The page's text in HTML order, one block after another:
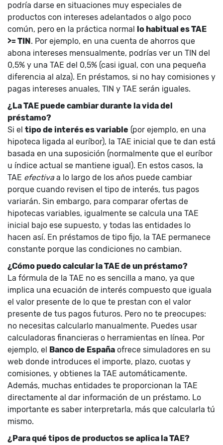
podría darse en situaciones muy especiales de
productos con intereses adelantados o algo poco
común, pero en la práctica normal lo habitual es TAE
>= TIN. Por ejemplo, en una cuenta de ahorros que
abona intereses mensualmente, podrías ver un TIN del
0,5% y una TAE del 0,5% (casi igual, con una pequeña
diferencia al alza). En préstamos, si no hay comisiones y
pagas intereses anuales, TIN y TAE serán iguales.
¿La TAE puede cambiar durante la vida del
préstamo?
Si el tipo de interés es variable (por ejemplo, en una
hipoteca ligada al euríbor), la TAE inicial que te dan está
basada en una suposición (normalmente que el euríbor
u índice actual se mantiene igual). En estos casos, la
TAE efectivaa lo largo de los años puede cambiar
porque cuando revisen el tipo de interés, tus pagos
variarán. Sin embargo, para comparar ofertas de
hipotecas variables, igualmente se calcula una TAE
inicial bajo ese supuesto, y todas las entidades lo
hacen así. En préstamos de tipo fijo, la TAE permanece
constante porque las condiciones no cambian.
¿Cómo puedo calcular la TAE de un préstamo?
La fórmula de la TAE no es sencilla a mano, ya que
implica una ecuación de interés compuesto que iguala
el valor presente de lo que te prestan con el valor
presente de tus pagos futuros. Pero no te preocupes:
no necesitas calcularlo manualmente. Puedes usar
calculadoras financieras o herramientas en línea. Por
ejemplo, el Banco de España ofrece simuladores en su
web donde introduces el importe, plazo, cuotas y
comisiones, y obtienes la TAE automáticamente.
Además, muchas entidades te proporcionan la TAE
directamente al dar información de un préstamo. Lo
importante es saber interpretarla, más que calcularla tú
mismo.
¿Para qué tipos de productos se aplica la TAE?